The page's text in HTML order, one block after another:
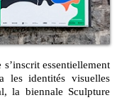
les identités visuelles
la biennale Sculpture